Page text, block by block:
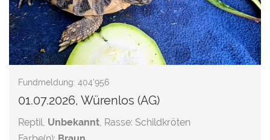
Fundmeldung: 404'956
01.07.2026, Würenlos (AG)
Reptil, Unbekannt, Rasse: Schildkröten